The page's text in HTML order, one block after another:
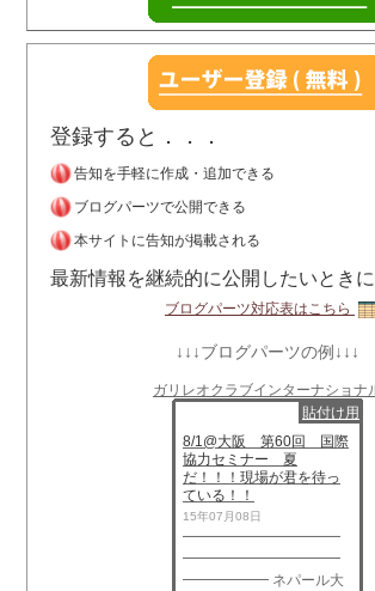
登録すると．．．
告知を手軽に作成・追加できる
ブログパーツで公開できる
本サイトに告知が掲載される
最新情報を継続的に公開したいときに
ブログパーツ対応表はこちら
↓↓↓ブログパーツの例↓↓↓
ガリレオクラブインターナショナ
貼付け用
8/1@大阪 第60回 国際
協力セミナー 夏
だ！！！現場が君を待っ
ている！！
15年07月08日
━━━━━━━━━━━
━━━━━━━━━━━
━━━━━━ ネパール大